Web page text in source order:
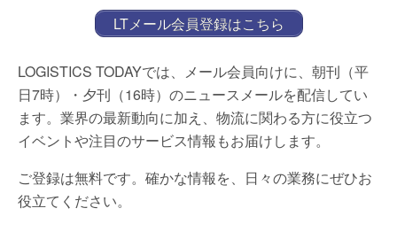
LTメール会員登録はこちら
LOGISTICS TODAYでは、メール会員向けに、朝刊（平
日7時）・夕刊（16時）のニュースメールを配信してい
ます。業界の最新動向に加え、物流に関わる方に役立つ
イベントや注目のサービス情報もお届けします。
ご登録は無料です。確かな情報を、日々の業務にぜひお
役立てください。